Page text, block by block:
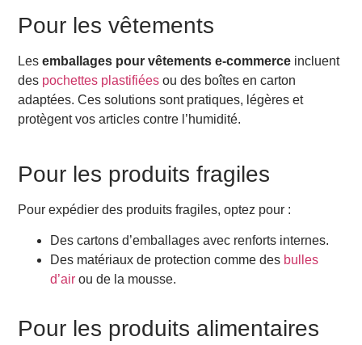
Pour les vêtements
Lesemballages pour vêtements e-commerce incluent
des pochettes plastifiées ou des boîtes en carton
adaptées. Ces solutions sont pratiques, légères et
protègent vos articles contre l’humidité.
Pour les produits fragiles
Pour expédier des produits fragiles, optez pour :
Des cartons d’emballages avec renforts internes.
Des matériaux de protection comme des bulles
d’air ou de la mousse.
Pour les produits alimentaires